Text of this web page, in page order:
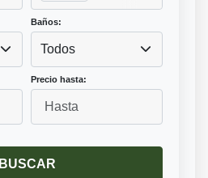
Baños:
Todos
Precio hasta:
BUSCAR